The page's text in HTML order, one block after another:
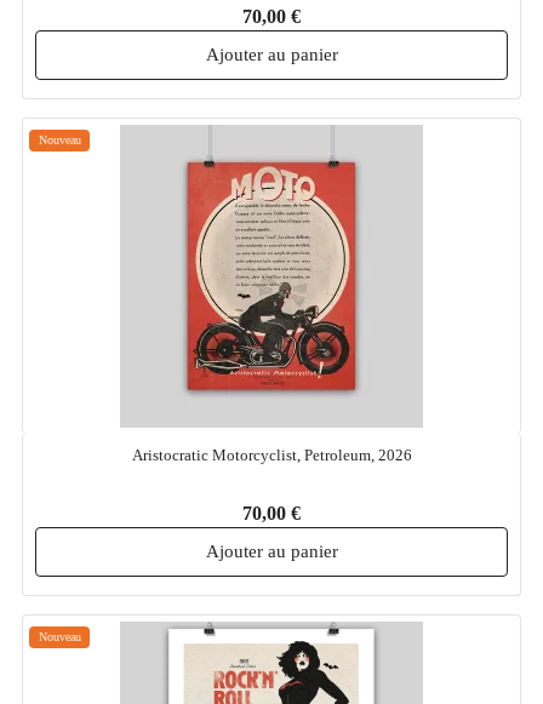
70,00 €
Ajouter au panier
Nouveau
Aristocratic Motorcyclist, Petroleum, 2026
70,00 €
Ajouter au panier
Nouveau